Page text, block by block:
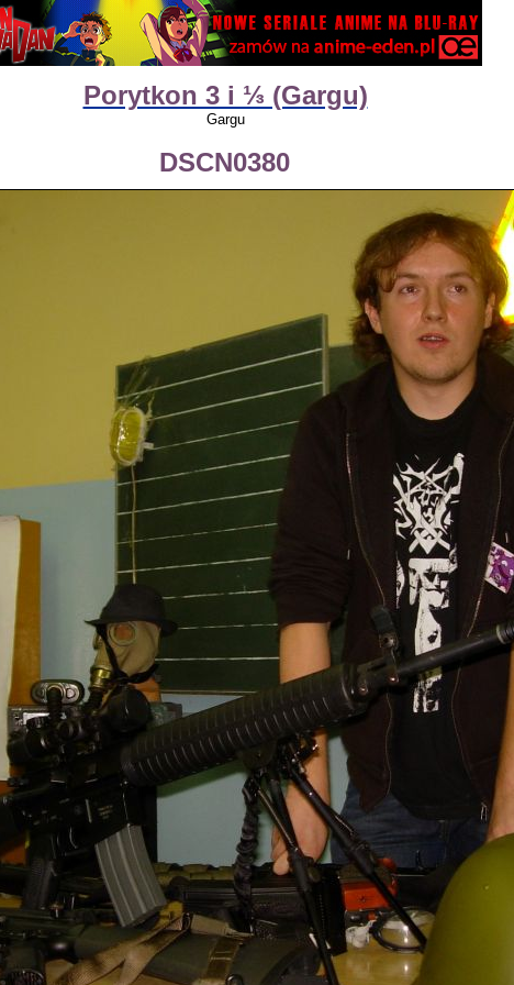
Porytkon 3 i ⅓ (Gargu)
Gargu
DSCN0380